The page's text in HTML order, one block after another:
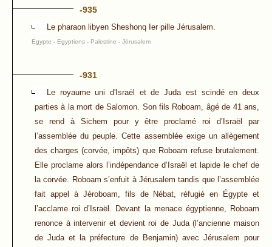
-935
Le pharaon libyen Sheshonq Ier pille Jérusalem.
Egypte - Egyptiens - Palestine - Jérusalem
-931
Le royaume uni d'Israël et de Juda est scindé en deux
parties à la mort de Salomon. Son fils Roboam, âgé de 41 ans,
se rend à Sichem pour y être proclamé roi d’Israël par
l’assemblée du peuple. Cette assemblée exige un allègement
des charges (corvée, impôts) que Roboam refuse brutalement.
Elle proclame alors l’indépendance d’Israël et lapide le chef de
la corvée. Roboam s’enfuit à Jérusalem tandis que l’assemblée
fait appel à Jéroboam, fils de Nébat, réfugié en Égypte et
l’acclame roi d’Israël. Devant la menace égyptienne, Roboam
renonce à intervenir et devient roi de Juda (l’ancienne maison
de Juda et la préfecture de Benjamin) avec Jérusalem pour